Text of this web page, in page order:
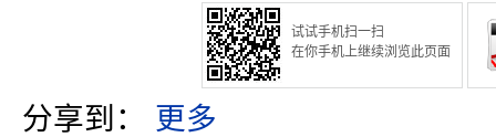
试试手机扫一扫
在你手机上继续浏览此页面
分享到： 更多